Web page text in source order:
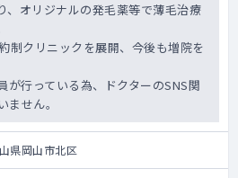
、オリジナルの発毛薬等で薄毛治療
制クリニックを展開、今後も増院を
が行っている為、ドクターのSNS関
せん。
県岡山市北区